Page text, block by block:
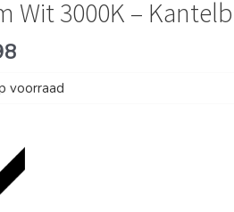
Wit 3000K –
voorraad